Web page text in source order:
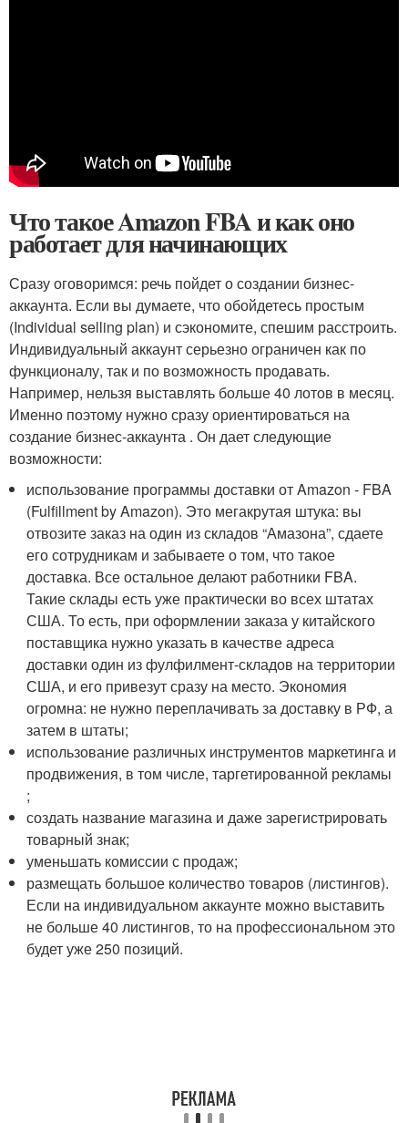
Что такое Amazon FBA и как оно
работает для начинающих
Сразу оговоримся: речь пойдет о создании бизнес-
аккаунта. Если вы думаете, что обойдетесь простым
(Individual selling plan) и сэкономите, спешим расстроить.
Индивидуальный аккаунт серьезно ограничен как по
функционалу, так и по возможность продавать.
Например, нельзя выставлять больше 40 лотов в месяц.
Именно поэтому нужно сразу ориентироваться на
создание бизнес-аккаунта . Он дает следующие
возможности:
использование программы доставки от Amazon - FBA
(Fulfillment by Amazon). Это мегакрутая штука: вы
отвозите заказ на один из складов “Амазона”, сдаете
его сотрудникам и забываете о том, что такое
доставка. Все остальное делают работники FBA.
Такие склады есть уже практически во всех штатах
США. То есть, при оформлении заказа у китайского
поставщика нужно указать в качестве адреса
доставки один из фулфилмент-складов на территории
США, и его привезут сразу на место. Экономия
огромна: не нужно переплачивать за доставку в РФ, а
затем в штаты;
использование различных инструментов маркетинга и
продвижения, в том числе, таргетированной рекламы
;
создать название магазина и даже зарегистрировать
товарный знак;
уменьшать комиссии с продаж;
размещать большое количество товаров (листингов).
Если на индивидуальном аккаунте можно выставить
не больше 40 листингов, то на профессиональном это
будет уже 250 позиций.